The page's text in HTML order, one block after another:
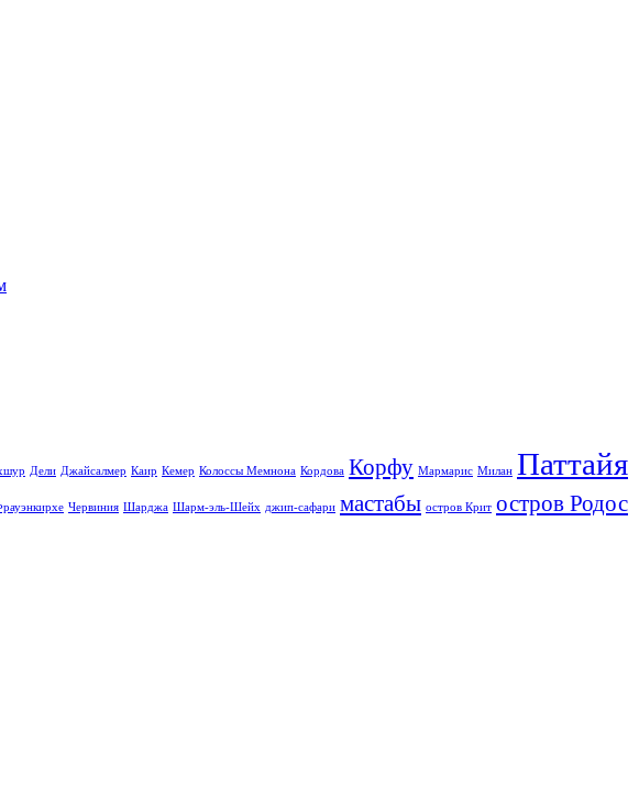
Дели Джайсалмер Каир Кемер Колоссы Мемнона Кордова Корфу Мармарис Милан Паттайя
Червиния Шарджа Шарм-эль-Шейх джип-сафари мастабы остров Крит остров Родос